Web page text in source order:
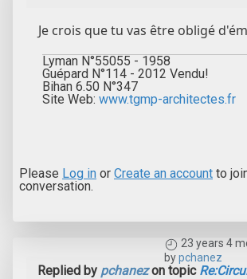
Je crois que tu vas être obligé
Lyman N°55055 - 1958
Guépard N°114 - 2012 Vendu!
Bihan 6.50 N°347
Site Web: www.tgmp-architectes.fr
Please Log in or Create an account to
conversation.
23 years 4
bypchanez
Replied by pchanezon topic